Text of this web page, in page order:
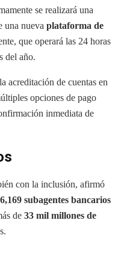
se realizará una
una nueva plataforma de
que operará las 24 horas
del año.
acreditación de cuentas en
opciones de pago
inmediata de
con la inclusión, afirmó
6,169 subagentes bancarios
de 33 mil millones de